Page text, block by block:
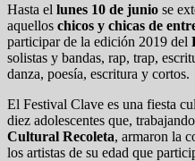
Hasta el lunes 10 de junio se
aquellos chicos y chicas de
participar de la edición 2019 del
solistas y bandas, rap, trap,
danza, poesía, escritura y cortos.
El Festival Clave es una fiesta
diez adolescentes que,
Cultural Recoleta, armaron la
los artistas de su edad que